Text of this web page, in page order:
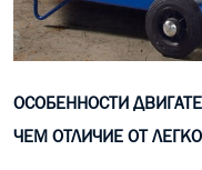
ОСОБЕННОСТИ
ЧЕМ ОТЛИЧИЕ ОТ